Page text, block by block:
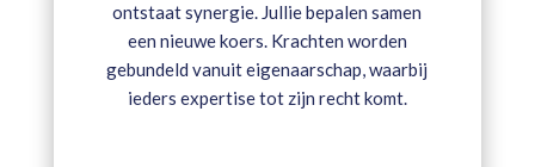
ontstaat synergie. Jullie bepalen samen
een nieuwe koers. Krachten worden
gebundeld vanuit eigenaarschap, waarbij
ieders expertise tot zijn recht komt.